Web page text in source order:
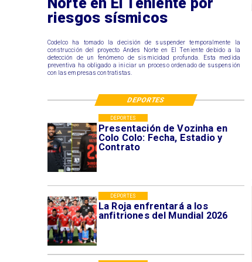
Presentación de Vozinha en
Colo Colo: Fecha, Estadio y
Contrato
DEPORTES
La Roja enfrentará a los
anfitriones del Mundial 2026
DEPORTES
riesgos sísmicos
Codelco ha tomado la decisión de suspender temporalmente la
construcción del proyecto Andes Norte en El Teniente debido a la
detección de un fenómeno de sismicidad profunda. Esta medida
preventiva ha obligado a iniciar un proceso ordenado de suspensión
con las empresas contratistas.
DEPORTES